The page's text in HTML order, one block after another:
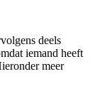
deels
iemand heeft
meer